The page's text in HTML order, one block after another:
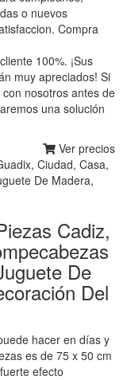
o nuevos
Compra
100%. ¡Sus
muy apreciados! Si
nosotros antes de
una solución
Ver precios
Cadiz,
De
Del
hacer en días y
es de 75 x 50 cm
efecto